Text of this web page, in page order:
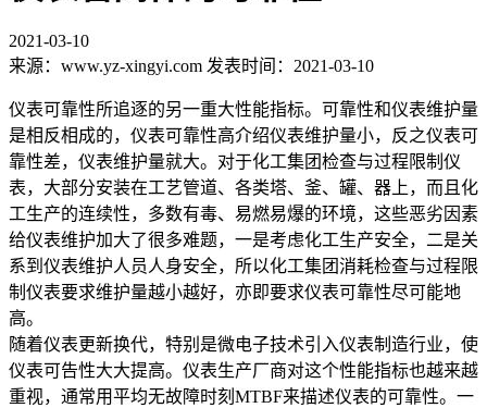
2021-03-10
来源：www.yz-xingyi.com 发表时间：2021-03-10
仪表可靠性所追逐的另一重大性能指标。可靠性和仪表维护量
是相反相成的，仪表可靠性高介绍仪表维护量小，反之仪表可
靠性差，仪表维护量就大。对于化工集团检查与过程限制仪
表，大部分安装在工艺管道、各类塔、釜、罐、器上，而且化
工生产的连续性，多数有毒、易燃易爆的环境，这些恶劣因素
给仪表维护加大了很多难题，一是考虑化工生产安全，二是关
系到仪表维护人员人身安全，所以化工集团消耗检查与过程限
制仪表要求维护量越小越好，亦即要求仪表可靠性尽可能地
高。
随着仪表更新换代，特别是微电子技术引入仪表制造行业，使
仪表可告性大大提高。仪表生产厂商对这个性能指标也越来越
重视，通常用平均无故障时刻MTBF来描述仪表的可靠性。一